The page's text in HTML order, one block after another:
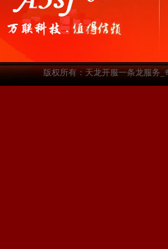
版权所有：天龙开服一条龙服务_